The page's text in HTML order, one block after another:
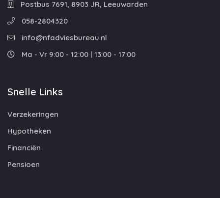
Postbus 7691, 8903 JR, Leeuwarden
058-2804320
info@nfadviesbureau.nl
Ma - Vr 9:00 - 12:00 | 13:00 - 17:00
Snelle Links
Verzekeringen
Hypotheken
Financiën
Pensioen